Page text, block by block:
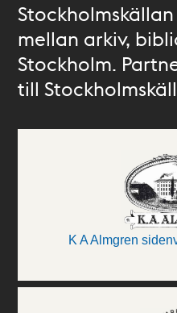
mellan arkiv,
Stockholm.
till
K A Almgren